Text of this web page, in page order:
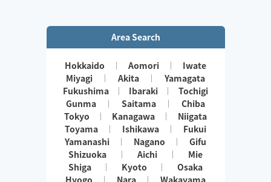
Area Search
Hokkaido Aomori
Iwate
Miyagi
Akita
Yamagata
Fukushima
Ibaraki
Tochigi
Gunma
Saitama
Chiba
Tokyo
Kanagawa
Niigata
Toyama
Ishikawa
Fukui
Yamanashi
Nagano
Gifu
Shizuoka
Aichi
Mie
Shiga
Kyoto
Osaka
Hyogo
Nara
Wakayama